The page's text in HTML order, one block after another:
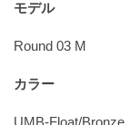
モデル
Round 03 M
カラー
UMB-Float/Bronze